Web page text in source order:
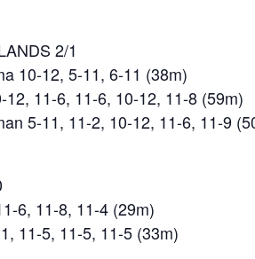
2/1
10-12, 5-11, 6-11 (38m)
11-6, 11-6, 10-12, 11-8 (59m)
5-11, 11-2, 10-12, 11-6, 11-9
6, 11-8, 11-4 (29m)
11-5, 11-5, 11-5 (33m)